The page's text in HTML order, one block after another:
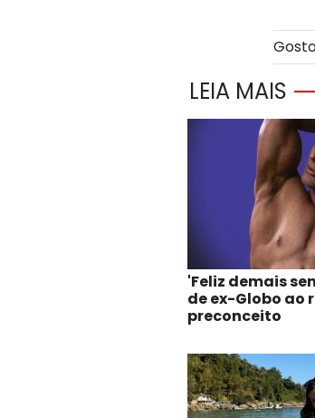
LEIA MAIS
'Feliz demais
de ex-Globo ao
preconceito